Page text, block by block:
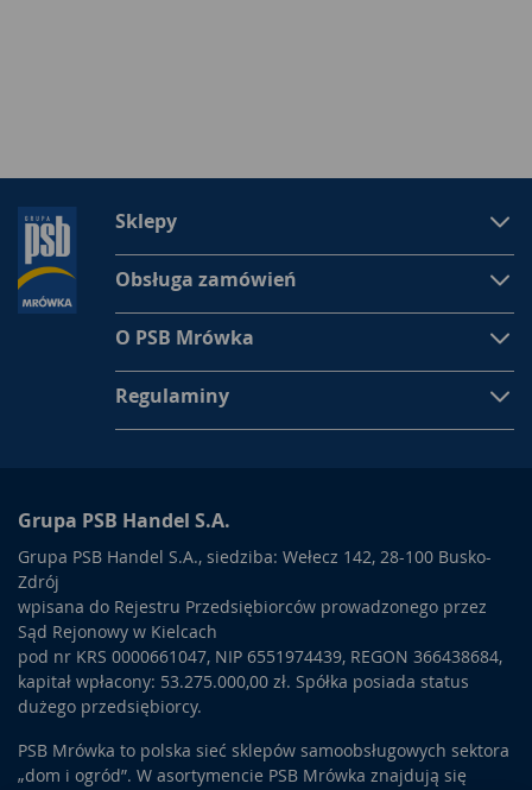
Sklepy
Obsługa zamówień
O PSB Mrówka
Regulaminy
Grupa PSB Handel S.A.
Grupa PSB Handel S.A., siedziba: Wełecz 142, 28-100 Busko-
Zdrój
wpisana do Rejestru Przedsiębiorców prowadzonego przez
Sąd Rejonowy w Kielcach
pod nr KRS 0000661047, NIP 6551974439, REGON 366438684,
kapitał wpłacony: 53.275.000,00 zł. Spółka posiada status
dużego przedsiębiorcy.
PSB Mrówka to polska sieć sklepów samoobsługowych sektora
„dom i ogród”. W asortymencie PSB Mrówka znajdują się